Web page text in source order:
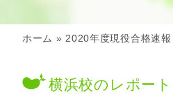
ホーム » 2020年度現役合格速報
横浜校のレポー